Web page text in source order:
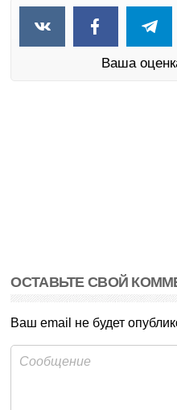
Ваша
ОСТАВЬТЕ СВОЙ
Ваш email не будет